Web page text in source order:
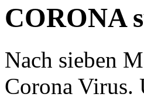
CORONA
Nach sieben
Corona Virus.